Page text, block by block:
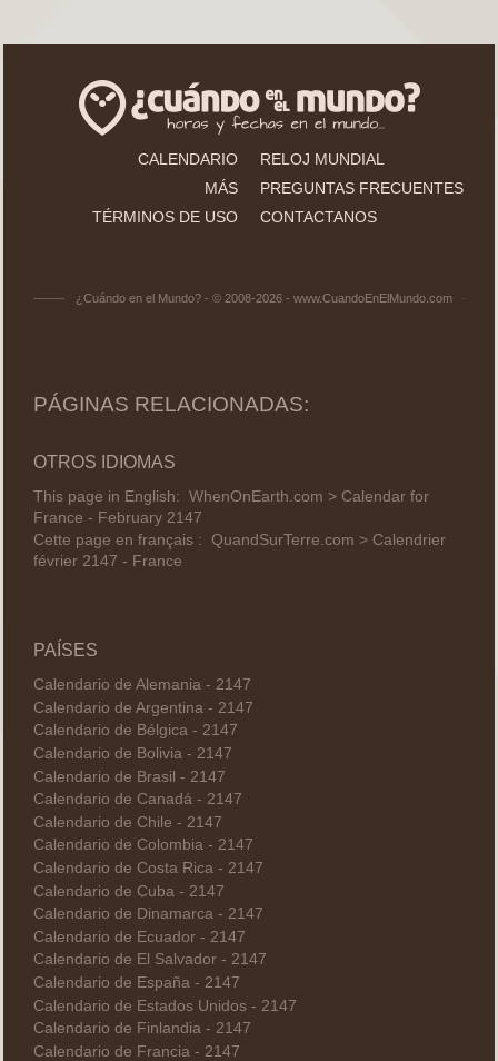
CALENDARIO
RELOJ MUNDIAL
MÁS
PREGUNTAS FRECUENTES
TÉRMINOS DE USO
CONTACTANOS
¿Cuándo en el Mundo? - © 2008-2026 - www.CuandoEnElMundo.com
PÁGINAS RELACIONADAS:
OTROS IDIOMAS
This page in English: WhenOnEarth.com > Calendar for
France - February 2147
Cette page en français : QuandSurTerre.com > Calendrier
février 2147 - France
PAÍSES
Calendario de Alemania - 2147
Calendario de Argentina - 2147
Calendario de Bélgica - 2147
Calendario de Bolivia - 2147
Calendario de Brasil - 2147
Calendario de Canadá - 2147
Calendario de Chile - 2147
Calendario de Colombia - 2147
Calendario de Costa Rica - 2147
Calendario de Cuba - 2147
Calendario de Dinamarca - 2147
Calendario de Ecuador - 2147
Calendario de El Salvador - 2147
Calendario de España - 2147
Calendario de Estados Unidos - 2147
Calendario de Finlandia - 2147
Calendario de Francia - 2147